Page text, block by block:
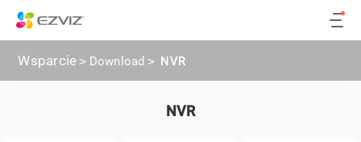
Wsparcie> Download > NVR
NVR